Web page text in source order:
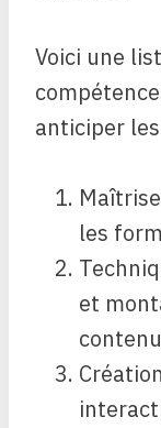
Voici une
anticiper
les
et